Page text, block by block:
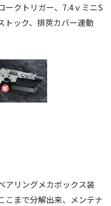
ークトリガー、7.4ｖミニS
トック、排莢カバー連動
アリングメカボックス装
こまで分解出来、メンテナ